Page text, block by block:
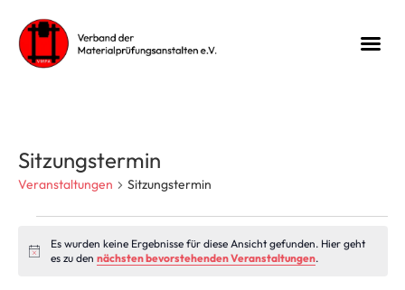
Sitzungstermin
Veranstaltungen Sitzungstermin
Hinweis
Es wurden keine Ergebnisse für diese Ansicht gefunden. Hier geht
es zu den nächsten bevorstehenden Veranstaltungen.